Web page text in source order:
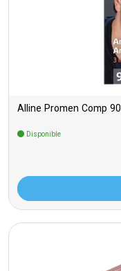
Alline Promen Comp 90
Disponible